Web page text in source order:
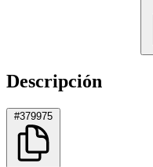
Descripción
#379975